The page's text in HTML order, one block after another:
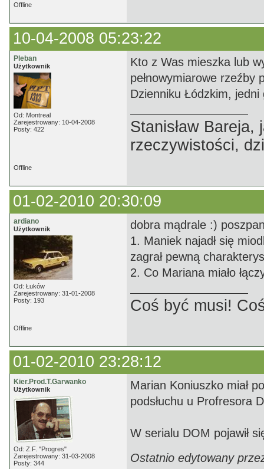
Offline
10-04-2008 05:23:22
Pleban
Użytkownik
Od: Montreal
Zarejestrowany: 10-04-2008
Posty: 422
Kto z Was mieszka lub
pełnowymiarowe rzeźby
Dzienniku Łódzkim, jedni
Stanisław
rzeczywistości,
Offline
01-02-2010 20:30:09
ardiano
Użytkownik
Od: Łuków
Zarejestrowany: 31-01-2008
Posty: 193
dobra mądrale :)
1. Maniek najadł się
zagrał pewną
2. Co Mariana miało
Coś być musi!
Offline
01-02-2010 23:28:12
Kier.Prod.T.Garwanko
Użytkownik
Od: Z.F. "Progres"
Zarejestrowany: 31-03-2008
Posty: 344
Marian Koniuszko miał
podsłuchu u Profresora
W serialu DOM pojawił
Ostatnio edytowany